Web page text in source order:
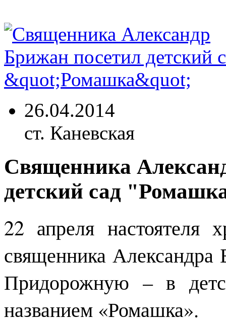
26.04.2014
ст. Каневская
Священника
детский сад
22 апреля настоятеля
священника Александра
Придорожную – в
названием «Ромашка».